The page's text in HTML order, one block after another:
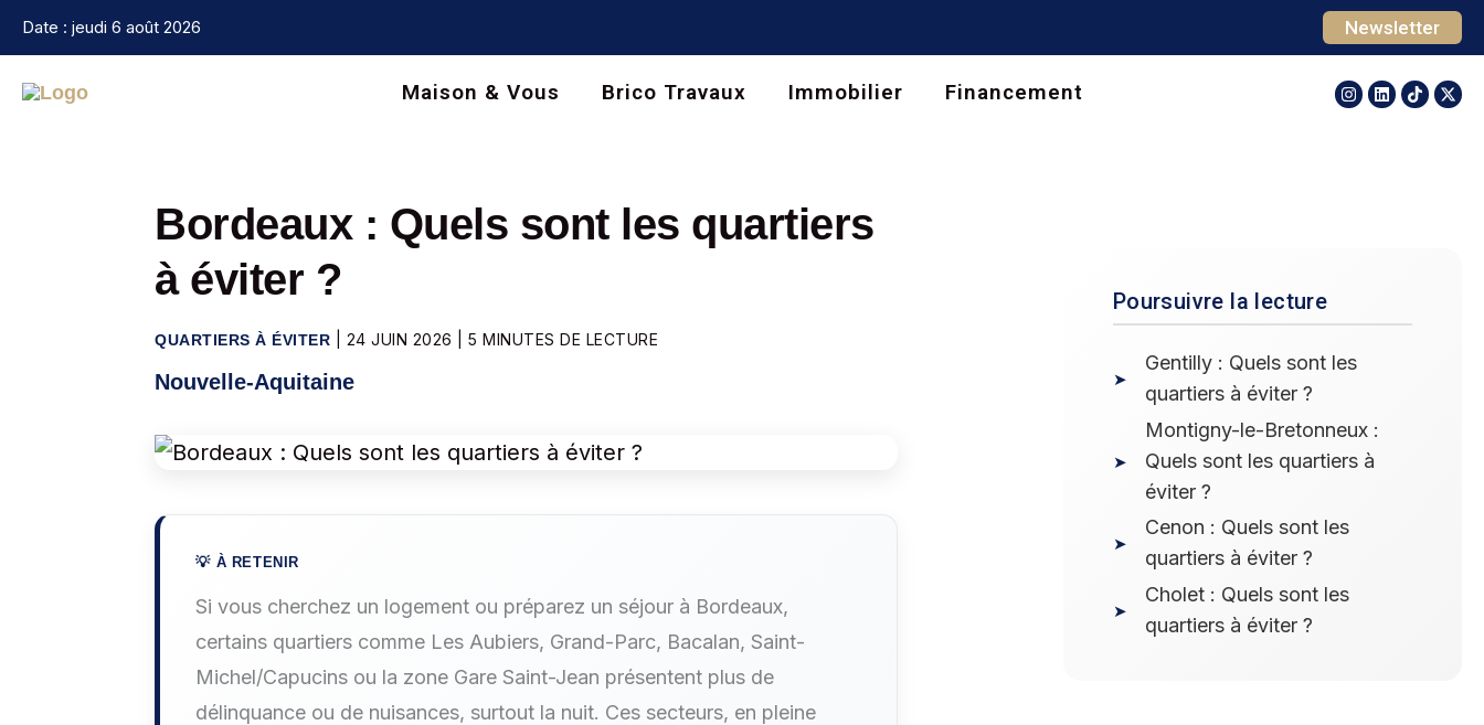
contenu
Date : jeudi 6 août 2026 Newsletter
Maison & Vous Brico Travaux Immobilier Financement
Bordeaux : Quels sont les quartiers
à éviter ?
QUARTIERS À ÉVITER 24 JUIN 2026 |5 MINUTES DE LECTURE
Nouvelle-Aquitaine
Si vous cherchez un logement ou préparez un séjour à Bordeaux,
certains quartiers comme Les Aubiers, Grand-Parc, Bacalan, Saint-
Michel/Capucins ou la zone Gare Saint-Jean présentent plus de
délinquance ou de nuisances, surtout la nuit. Ces secteurs, en pleine
Poursuivre la lecture
Gentilly : Quels sont les
quartiers à éviter ?
Montigny-le-Bretonneux :
Quels sont les quartiers à
éviter ?
Cenon : Quels sont les
quartiers à éviter ?
Cholet : Quels sont les
quartiers à éviter ?